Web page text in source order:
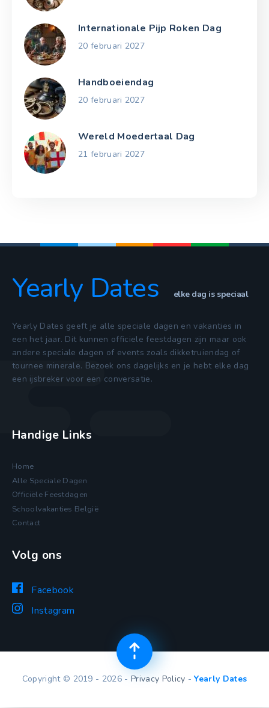
Internationale Pijp Roken Dag
20 februari 2027
Handboeiendag
20 februari 2027
Wereld Moedertaal Dag
21 februari 2027
Yearly Dates elke dag is speciaal
Yearly Dates geeft je alle speciale dagen en vakanties in
een het jaar. Dit kunnen officiele feestdagen zijn maar ook
andere speciale dagen of events zoals dikketruiendag of
tournee minerale. Bezoek ons dagelijks en je hebt elke dag
een ijsbreker voor een conversatie.
Handige Links
Home
Alle Speciale Dagen
Officiële Feestdagen
Schoolvakanties België
Contact
Volg ons
Facebook
Instagram
Copyright © 2019 - 2026 -Privacy Policy -Yearly Dates